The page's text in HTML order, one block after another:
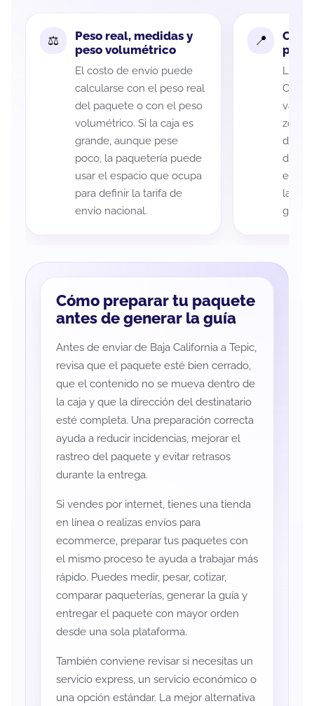
Peso real, medidas y
peso volumétrico
El costo de envío puede
calcularse con el peso real
del paquete o con el peso
volumétrico. Si la caja es
grande, aunque pese
poco, la paquetería puede
usar el espacio que ocupa
para definir la tarifa de
envío nacional.
La
variar
zona
de
de
eso
la
guía
Cómo preparar tu paquete
antes de generar la guía
Antes de enviar de Baja California a Tepic,
revisa que el paquete esté bien cerrado,
que el contenido no se mueva dentro de
la caja y que la dirección del destinatario
esté completa. Una preparación correcta
ayuda a reducir incidencias, mejorar el
rastreo del paquete y evitar retrasos
durante la entrega.
Si vendes por internet, tienes una tienda
en línea o realizas envíos para
ecommerce, preparar tus paquetes con
el mismo proceso te ayuda a trabajar más
rápido. Puedes medir, pesar, cotizar,
comparar paqueterías, generar la guía y
entregar el paquete con mayor orden
desde una sola plataforma.
También conviene revisar si necesitas un
servicio express, un servicio económico o
una opción estándar. La mejor alternativa